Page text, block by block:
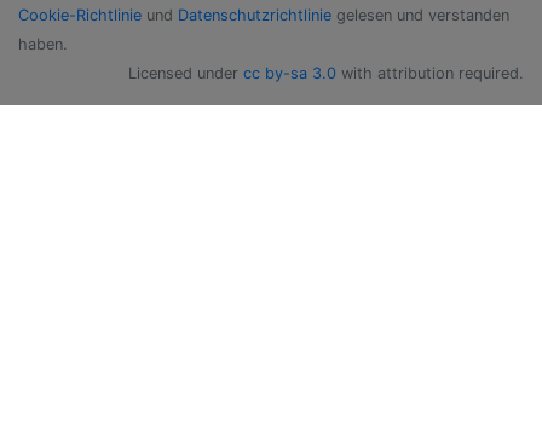
Cookie-Richtlinie und Datenschutzrichtlinie gelesen und verstanden
haben.
Licensed under cc by-sa 3.0 with attribution required.